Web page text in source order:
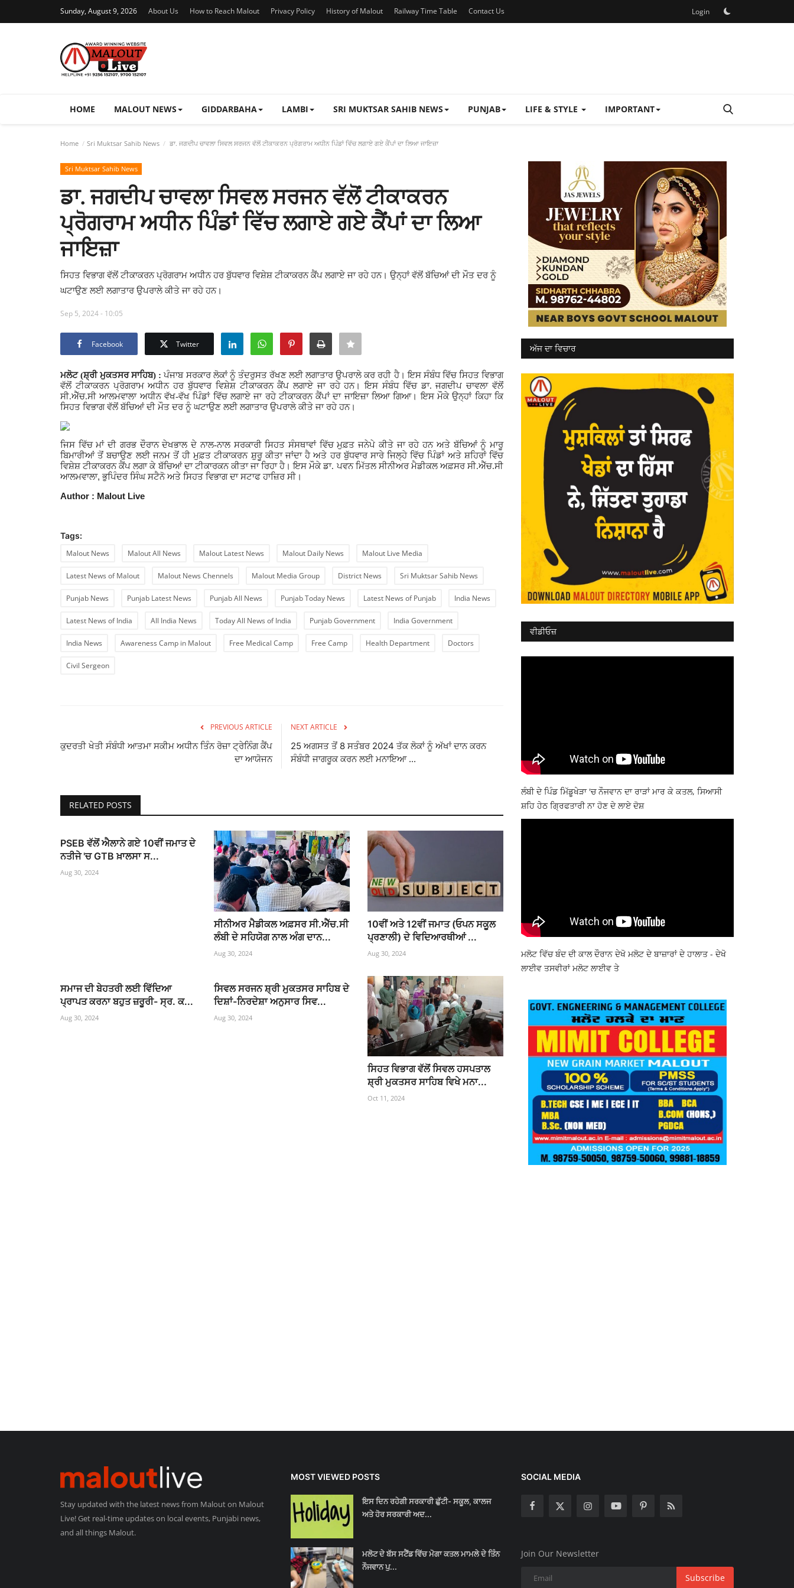
Sunday, August 9, 2026 About Us How to Reach Malout Privacy Policy History of Malout Railway Time Table Contact Us Login
HOME MALOUT NEWS GIDDARBAHA LAMBI SRI MUKTSAR SAHIB NEWS PUNJAB LIFE & STYLE IMPORTANT
Home Sri Muktsar Sahib News ਡਾ. ਜਗਦੀਪ ਚਾਵਲਾ ਸਿਵਲ ਸਰਜਨ ਵੱਲੋਂ ਟੀਕਾਕਰਨ ਪ੍ਰੋਗਰਾਮ ਅਧੀਨ ਪਿੰਡਾਂ ਵਿੱਚ ਲਗਾਏ ਗਏ ਕੈਂਪਾਂ ਦਾ ਲਿਆ ਜਾਇਜ਼ਾ
Sri Muktsar Sahib News
ਡਾ. ਜਗਦੀਪ ਚਾਵਲਾ ਸਿਵਲ ਸਰਜਨ ਵੱਲੋਂ ਟੀਕਾਕਰਨ
ਪ੍ਰੋਗਰਾਮ ਅਧੀਨ ਪਿੰਡਾਂ ਵਿੱਚ ਲਗਾਏ ਗਏ ਕੈਂਪਾਂ ਦਾ ਲਿਆ
ਜਾਇਜ਼ਾ
ਸਿਹਤ ਵਿਭਾਗ ਵੱਲੋਂ ਟੀਕਾਕਰਨ ਪ੍ਰੋਗਰਾਮ ਅਧੀਨ ਹਰ ਬੁੱਧਵਾਰ ਵਿਸ਼ੇਸ਼ ਟੀਕਾਕਰਨ ਕੈਂਪ ਲਗਾਏ ਜਾ ਰਹੇ ਹਨ। ਉਨ੍ਹਾਂ ਵੱਲੋਂ ਬੱਚਿਆਂ ਦੀ ਮੌਤ ਦਰ ਨੂੰ
ਘਟਾਉਣ ਲਈ ਲਗਾਤਾਰ ਉਪਰਾਲੇ ਕੀਤੇ ਜਾ ਰਹੇ ਹਨ।
Sep 5, 2024 - 10:05
Facebook Twitter
ਮਲੋਟ (ਸ਼੍ਰੀ ਮੁਕਤਸਰ ਸਾਹਿਬ) : ਪੰਜਾਬ ਸਰਕਾਰ ਲੋਕਾਂ ਨੂੰ ਤੰਦਰੁਸਤ ਰੱਖਣ ਲਈ ਲਗਾਤਾਰ ਉਪਰਾਲੇ ਕਰ ਰਹੀ ਹੈ। ਇਸ ਸੰਬੰਧ ਵਿੱਚ ਸਿਹਤ ਵਿਭਾਗ
ਵੱਲੋਂ ਟੀਕਾਕਰਨ ਪ੍ਰੋਗਰਾਮ ਅਧੀਨ ਹਰ ਬੁੱਧਵਾਰ ਵਿਸ਼ੇਸ਼ ਟੀਕਾਕਰਨ ਕੈਂਪ ਲਗਾਏ ਜਾ ਰਹੇ ਹਨ। ਇਸ ਸੰਬੰਧ ਵਿੱਚ ਡਾ. ਜਗਦੀਪ ਚਾਵਲਾ ਵੱਲੋਂ
ਸੀ.ਐੱਚ.ਸੀ ਆਲਮਵਾਲਾ ਅਧੀਨ ਵੱਖ-ਵੱਖ ਪਿੰਡਾਂ ਵਿੱਚ ਲਗਾਏ ਜਾ ਰਹੇ ਟੀਕਾਕਰਨ ਕੈਂਪਾਂ ਦਾ ਜਾਇਜ਼ਾ ਲਿਆ ਗਿਆ। ਇਸ ਮੌਕੇ ਉਨ੍ਹਾਂ ਕਿਹਾ ਕਿ
ਸਿਹਤ ਵਿਭਾਗ ਵੱਲੋਂ ਬੱਚਿਆਂ ਦੀ ਮੌਤ ਦਰ ਨੂੰ ਘਟਾਉਣ ਲਈ ਲਗਾਤਾਰ ਉਪਰਾਲੇ ਕੀਤੇ ਜਾ ਰਹੇ ਹਨ।
ਜਿਸ ਵਿੱਚ ਮਾਂ ਦੀ ਗਰਭ ਦੌਰਾਨ ਦੇਖਭਾਲ ਦੇ ਨਾਲ-ਨਾਲ ਸਰਕਾਰੀ ਸਿਹਤ ਸੰਸਥਾਵਾਂ ਵਿੱਚ ਮੁਫ਼ਤ ਜਨੇਪੇ ਕੀਤੇ ਜਾ ਰਹੇ ਹਨ ਅਤੇ ਬੱਚਿਆਂ ਨੂੰ ਮਾਰੂ
ਬਿਮਾਰੀਆਂ ਤੋਂ ਬਚਾਉਣ ਲਈ ਜਨਮ ਤੋਂ ਹੀ ਮੁਫ਼ਤ ਟੀਕਾਕਰਨ ਸ਼ੁਰੂ ਕੀਤਾ ਜਾਂਦਾ ਹੈ ਅਤੇ ਹਰ ਬੁੱਧਵਾਰ ਸਾਰੇ ਜਿਲ੍ਹੇ ਵਿੱਚ ਪਿੰਡਾਂ ਅਤੇ ਸ਼ਹਿਰਾਂ ਵਿੱਚ
ਵਿਸ਼ੇਸ਼ ਟੀਕਾਕਰਨ ਕੈਂਪ ਲਗਾ ਕੇ ਬੱਚਿਆਂ ਦਾ ਟੀਕਾਰਕਨ ਕੀਤਾ ਜਾ ਰਿਹਾ ਹੈ। ਇਸ ਮੌਕੇ ਡਾ. ਪਵਨ ਮਿੱਤਲ ਸੀਨੀਅਰ ਮੈਡੀਕਲ ਅਫ਼ਸਰ ਸੀ.ਐੱਚ.ਸੀ
ਆਲਮਵਾਲਾ, ਭੁਪਿੰਦਰ ਸਿੰਘ ਸਟੈਨੋ ਅਤੇ ਸਿਹਤ ਵਿਭਾਗ ਦਾ ਸਟਾਫ ਹਾਜ਼ਿਰ ਸੀ।
Author : Malout Live
Tags:
Malout News
Malout All News Malout Latest News Malout Daily News Malout Live Media
Latest News of Malout Malout News Chennels Malout Media Group District News Sri Muktsar Sahib News
Punjab News Punjab Latest News Punjab All News Punjab Today News Latest News of Punjab India News
Latest News of India All India News Today All News of India Punjab Government India Government
India News Awareness Camp in Malout Free Medical Camp Free Camp Health Department Doctors
Civil Sergeon
PREVIOUS ARTICLE
ਕੁਦਰਤੀ ਖੇਤੀ ਸੰਬੰਧੀ ਆਤਮਾ ਸਕੀਮ ਅਧੀਨ ਤਿੰਨ ਰੋਜ਼ਾ ਟ੍ਰੇਨਿੰਗ ਕੈਂਪ
ਦਾ ਆਯੋਜਨ
NEXT ARTICLE
25 ਅਗਸਤ ਤੋਂ 8 ਸਤੰਬਰ 2024 ਤੱਕ ਲੋਕਾਂ ਨੂੰ ਅੱਖਾਂ ਦਾਨ ਕਰਨ
ਸੰਬੰਧੀ ਜਾਗਰੂਕ ਕਰਨ ਲਈ ਮਨਾਇਆ ...
RELATED POSTS
PSEB ਵੱਲੋਂ ਐਲਾਨੇ ਗਏ 10ਵੀਂ ਜਮਾਤ ਦੇ
ਨਤੀਜੇ 'ਚ GTB ਖ਼ਾਲਸਾ ਸ...
Aug 30, 2024
ਸੀਨੀਅਰ ਮੈਡੀਕਲ ਅਫ਼ਸਰ ਸੀ.ਐੱਚ.ਸੀ
ਲੰਬੀ ਦੇ ਸਹਿਯੋਗ ਨਾਲ ਅੰਗ ਦਾਨ...
Aug 30, 2024
10ਵੀਂ ਅਤੇ 12ਵੀਂ ਜਮਾਤ (ਓਪਨ ਸਕੂਲ
ਪ੍ਰਣਾਲੀ) ਦੇ ਵਿਦਿਆਰਥੀਆਂ ...
Aug 30, 2024
ਸਮਾਜ ਦੀ ਬੇਹਤਰੀ ਲਈ ਵਿੱਦਿਆ
ਪ੍ਰਾਪਤ ਕਰਨਾ ਬਹੁਤ ਜ਼ਰੂਰੀ- ਸ੍ਰ. ਕ...
Aug 30, 2024
ਸਿਵਲ ਸਰਜਨ ਸ਼੍ਰੀ ਮੁਕਤਸਰ ਸਾਹਿਬ ਦੇ
ਦਿਸ਼ਾਂ-ਨਿਰਦੇਸ਼ਾ ਅਨੁਸਾਰ ਸਿਵ...
Aug 30, 2024
ਸਿਹਤ ਵਿਭਾਗ ਵੱਲੋਂ ਸਿਵਲ ਹਸਪਤਾਲ
ਸ਼੍ਰੀ ਮੁਕਤਸਰ ਸਾਹਿਬ ਵਿਖੇ ਮਨਾ...
Oct 11, 2024
ਅੱਜ ਦਾ ਵਿਚਾਰ
ਵੀਡੀਓਜ਼
ਲੰਬੀ ਦੇ ਪਿੰਡ ਮਿੱਡੂਖੇੜਾ 'ਚ ਨੌਜਵਾਨ ਦਾ ਰਾੜਾਂ ਮਾਰ ਕੇ ਕਤਲ, ਸਿਆਸੀ
ਸ਼ਹਿ ਹੇਠ ਗ੍ਰਿਫਤਾਰੀ ਨਾ ਹੋਣ ਦੇ ਲਾਏ ਦੋਸ਼
ਮਲੋਟ ਵਿੱਚ ਬੰਦ ਦੀ ਕਾਲ ਦੌਰਾਨ ਦੇਖੋ ਮਲੋਟ ਦੇ ਬਾਜ਼ਾਰਾਂ ਦੇ ਹਾਲਾਤ - ਦੇਖੋ
ਲਾਈਵ ਤਸਵੀਰਾਂ ਮਲੋਟ ਲਾਈਵ ਤੇ
Stay updated with the latest news from Malout on Malout
Live! Get real-time updates on local events, Punjabi news,
and all things Malout.
MOST VIEWED POSTS
ਇਸ ਦਿਨ ਰਹੇਗੀ ਸਰਕਾਰੀ ਛੁੱਟੀ- ਸਕੂਲ, ਕਾਲਜ
ਅਤੇ ਹੋਰ ਸਰਕਾਰੀ ਅਦ...
ਮਲੋਟ ਦੇ ਬੱਸ ਸਟੈਂਡ ਵਿੱਚ ਮੋਗਾ ਕਤਲ ਮਾਮਲੇ ਦੇ ਤਿੰਨ
ਨੌਜਵਾਨ ਪੁ...
SOCIAL MEDIA
Join Our Newsletter
Subscribe